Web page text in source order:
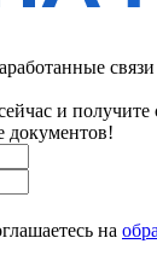
и получите
документов!
на